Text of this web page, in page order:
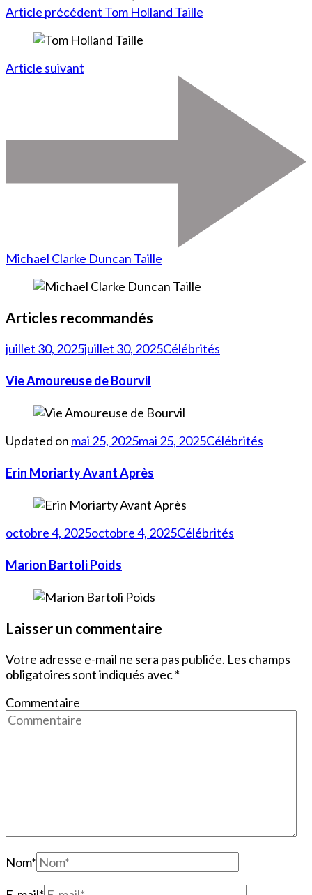
Article précédent Tom Holland Taille
Article suivant
Michael Clarke Duncan Taille
Articles recommandés
juillet 30, 2025juillet 30, 2025Célébrités
Vie Amoureuse de Bourvil
Updated on mai 25, 2025mai 25, 2025Célébrités
Erin Moriarty Avant Après
octobre 4, 2025octobre 4, 2025Célébrités
Marion Bartoli Poids
Laisser un commentaire
Votre adresse e-mail ne sera pas publiée. Les champs
obligatoires sont indiqués avec*
Commentaire
Nom*